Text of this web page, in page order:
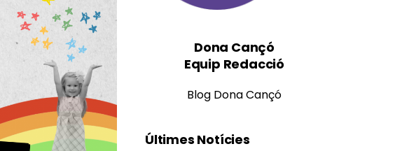
Dona Cançó
Equip Redacció
Blog Dona Cançó
Últimes Notícies